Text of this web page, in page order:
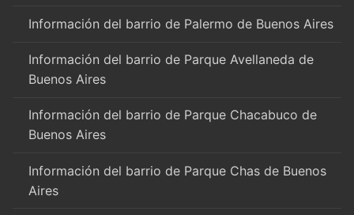
Información del barrio de Palermo de Buenos Aires
Información del barrio de Parque Avellaneda de
Buenos Aires
Información del barrio de Parque Chacabuco de
Buenos Aires
Información del barrio de Parque Chas de Buenos
Aires